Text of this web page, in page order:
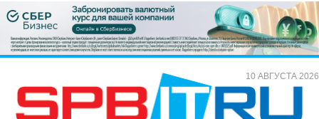
10 АВГУСТА 2026